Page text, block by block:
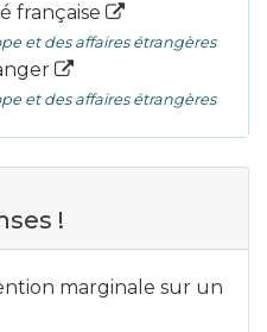
française
et des affaires étrangères
et des affaires étrangères
!
marginale sur un